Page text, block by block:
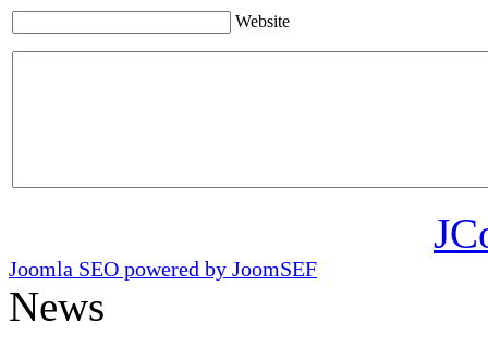
Website
Joomla SEO powered by JoomSEF
News